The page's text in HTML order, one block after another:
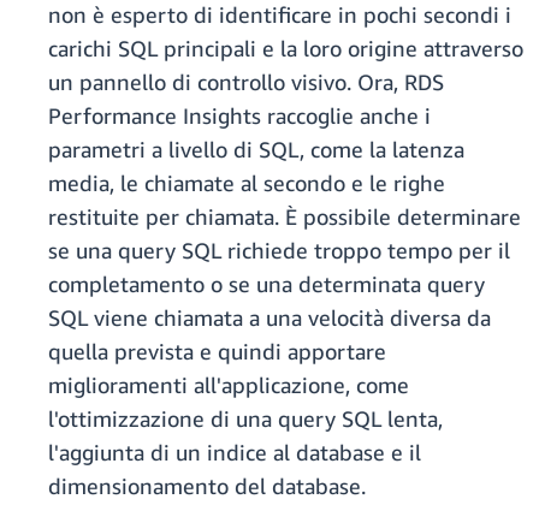
non è esperto di identificare in pochi secondi i
carichi SQL principali e la loro origine attraverso
un pannello di controllo visivo. Ora, RDS
Performance Insights raccoglie anche i
parametri a livello di SQL, come la latenza
media, le chiamate al secondo e le righe
restituite per chiamata. È possibile determinare
se una query SQL richiede troppo tempo per il
completamento o se una determinata query
SQL viene chiamata a una velocità diversa da
quella prevista e quindi apportare
miglioramenti all'applicazione, come
l'ottimizzazione di una query SQL lenta,
l'aggiunta di un indice al database e il
dimensionamento del database.